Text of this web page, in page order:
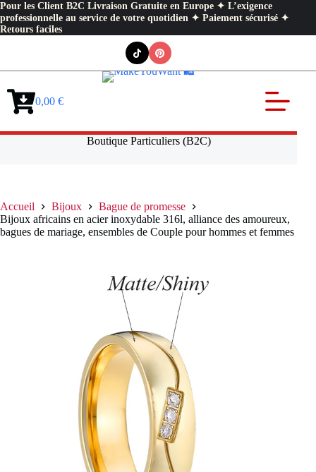
Pour les Client B2C Livraison Gratuite en Europe ✦ L’exigence
professionnelle au service de votre quotidien ✦ Paiement sécurisé ✦
Retours faciles
Panier0,00 €
Boutique Particuliers (B2C)
Accueil Bijoux
Bague de promesse
Bijoux africains en acier inoxydable 316l, alliance des amoureux,
bagues de mariage, ensembles de Couple pour hommes et femmes